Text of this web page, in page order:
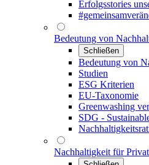
Erfolgsstories
Bedeutung von
Schließen
Bedeutung von
Studien
ESG Kriterien
EU-Taxonomie
Greenwashing
SDG -
Nachhaltigkeit für